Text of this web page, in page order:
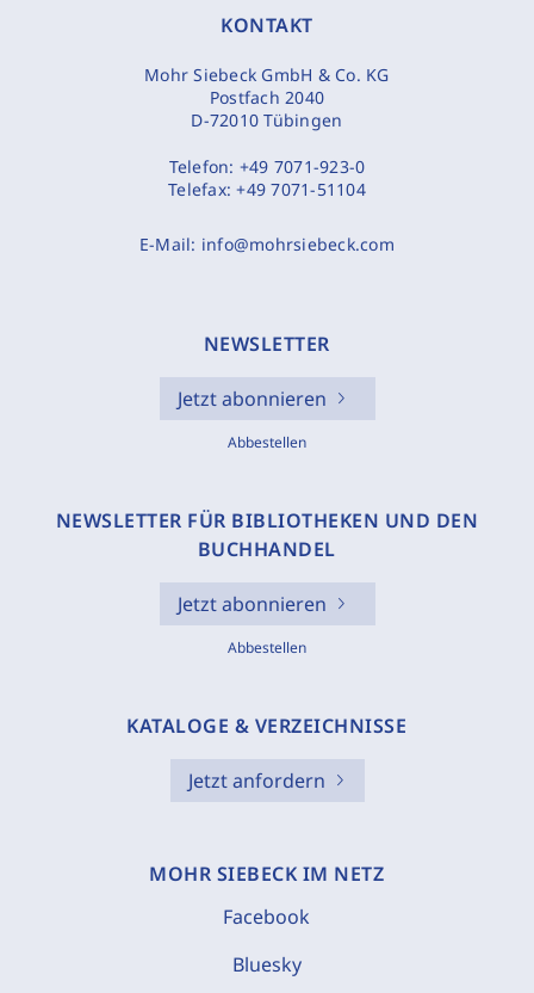
KONTAKT
Mohr Siebeck GmbH & Co. KG
Postfach 2040
D-72010 Tübingen
Telefon: +49 7071-923-0
Telefax:+49 7071-51104
E-Mail: info@mohrsiebeck.com
NEWSLETTER
Jetzt abonnieren
Abbestellen
NEWSLETTER FÜR BIBLIOTHEKEN UND DEN
BUCHHANDEL
Jetzt abonnieren
Abbestellen
KATALOGE & VERZEICHNISSE
Jetzt anfordern
MOHR SIEBECK IM NETZ
Facebook
Bluesky